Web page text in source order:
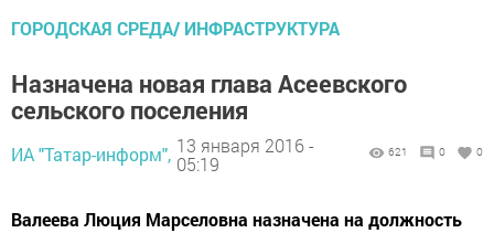
ГОРОДСКАЯ СРЕДА/ ИНФРАСТРУКТУРА
Назначена новая глава Асеевского
сельского поселения
ИА "Татар-информ", 13 января 2016 -
05:19
621 0 0
Валеева Люция Марселовна назначена на должность